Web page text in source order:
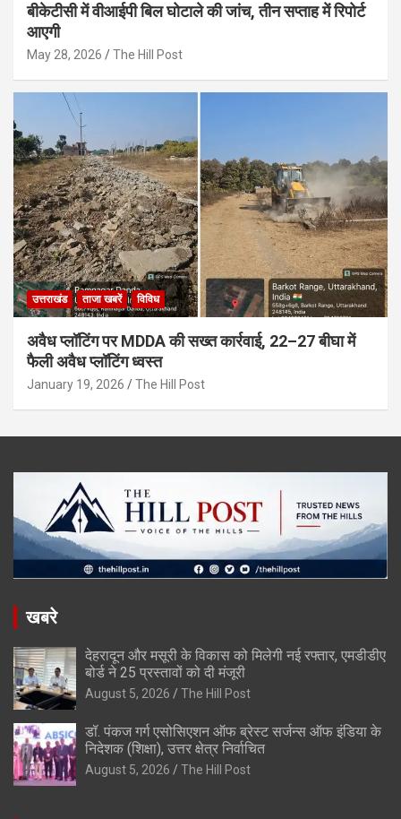
बीकेटीसी में वीआईपी बिल घोटाले की जांच, तीन सप्ताह में रिपोर्ट
आएगी
May 28, 2026 The Hill Post
उत्तराखंड ताजा खबरें विविध
अवैध प्लॉटिंग पर MDDA की सख्त कार्रवाई, 22–27 बीघा में
फैली अवैध प्लॉटिंग ध्वस्त
January 19, 2026 The Hill Post
खबरे
देहरादून और मसूरी के विकास को मिलेगी नई रफ्तार, एमडीडीए
बोर्ड ने 25 प्रस्तावों को दी मंजूरी
August 5, 2026 The Hill Post
डॉ. पंकज गर्ग एसोसिएशन ऑफ ब्रेस्ट सर्जन्स ऑफ इंडिया के
निदेशक (शिक्षा), उत्तर क्षेत्र निर्वाचित
August 5, 2026 The Hill Post